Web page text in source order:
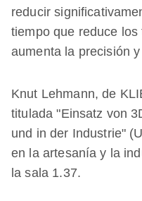
reducir
tiempo que reduce
aumenta la precisión
Knut Lehmann, de
titulada "Einsatz von
und in der Industrie"
en la artesanía y la
la sala 1.37.